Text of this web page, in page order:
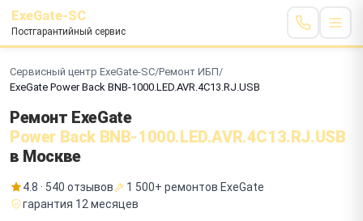
ExeGate-SC
Постгарантийный сервис
Сервисный центр ExeGate-SC/Ремонт ИБП/
ExeGate Power Back BNB-1000.LED.AVR.4C13.RJ.USB
Ремонт ExeGate
Power Back BNB-1000.LED.AVR.4C13.RJ.USB
в Москве
4.8 · 540 отзывов
1 500+ ремонтов ExeGate
гарантия 12 месяцев